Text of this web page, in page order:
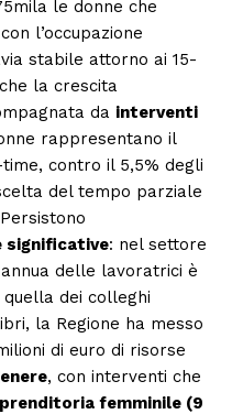
le donne che
l’occupazione
stabile attorno ai 15-
la crescita
da interventi
rappresentano il
contro il 5,5% degli
del tempo parziale
significative: nel settore
delle lavoratrici è
dei colleghi
la Regione ha messo
di euro di risorse
, con interventi che
femminile (9